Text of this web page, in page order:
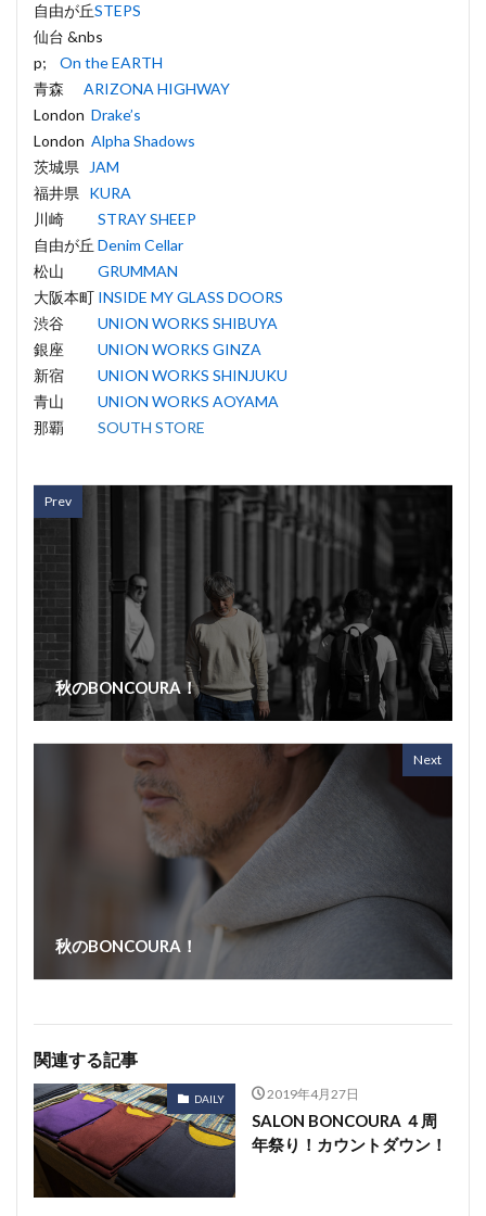
自由が丘STEPS
仙台 &nbs
p; On the EARTH
青森 ARIZONA HIGHWAY
London Drake’s
London Alpha Shadows
茨城県
JAM
福井県 KURA
川崎 STRAY SHEEP
自由が丘 Denim Cellar
松山 GRUMMAN
大阪本町 INSIDE MY GLASS DOORS
渋谷 UNION WORKS SHIBUYA
銀座 UNION WORKS GINZA
新宿 UNION WORKS SHINJUKU
青山 UNION WORKS AOYAMA
那覇 SOUTH STORE
Prev
秋のBONCOURA！
Next
秋のBONCOURA！
関連する記事
DAILY 2019年4月27日
SALON BONCOURA ４周
年祭り！カウントダウン！